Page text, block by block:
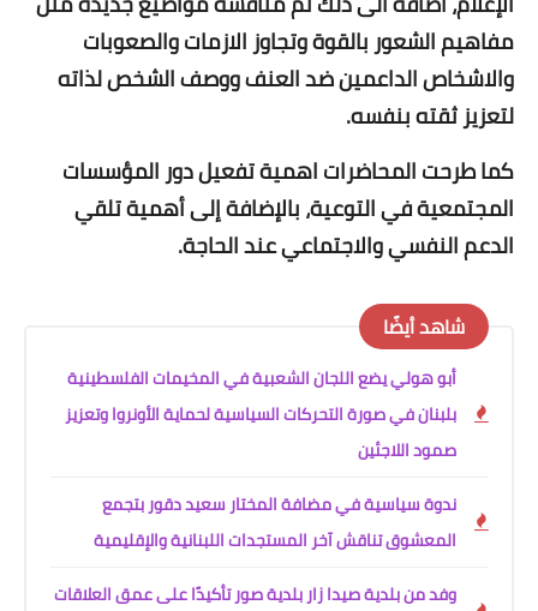
مفاهيم الشعور بالقوة وتجاوز الازمات والصعوبات
والاشخاص الداعمين ضد العنف ووصف الشخص لذاته
لتعزيز ثقته بنفسه.
كما طرحت المحاضرات اهمية تفعيل دور المؤسسات
المجتمعية في التوعية، بالإضافة إلى أهمية تلقي
الدعم النفسي والاجتماعي عند الحاجة.
شاهد أيضًا
أبو هولي يضع اللجان الشعبية في المخيمات الفلسطينية
بلبنان في صورة التحركات السياسية لحماية الأونروا وتعزيز
صمود اللاجئين
ندوة سياسية في مضافة المختار سعيد دقور بتجمع
المعشوق تناقش آخر المستجدات اللبنانية والإقليمية
وفد من بلدية صيدا زار بلدية صور تأكيدًا على عمق العلاقات